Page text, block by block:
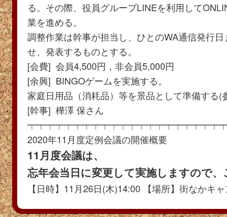
る。その際、役員グループLINEを利用して
業を進める。
調整作業は幹事が担当し、ひとのWA通信発行
せ、発表するものとする。
[会費] 会員4,500円，非会員5,000円
[余興] BINGOゲームを実施する。
家庭日用品（消耗品）等を景品として準備する(
[幹事] 樺澤 保さん
2020年11月度定例会議の開催概要
11月度会議は、
忘年会当日に変更して実施しますので
【日時】11月26日(木)14:00 【場所】街なか